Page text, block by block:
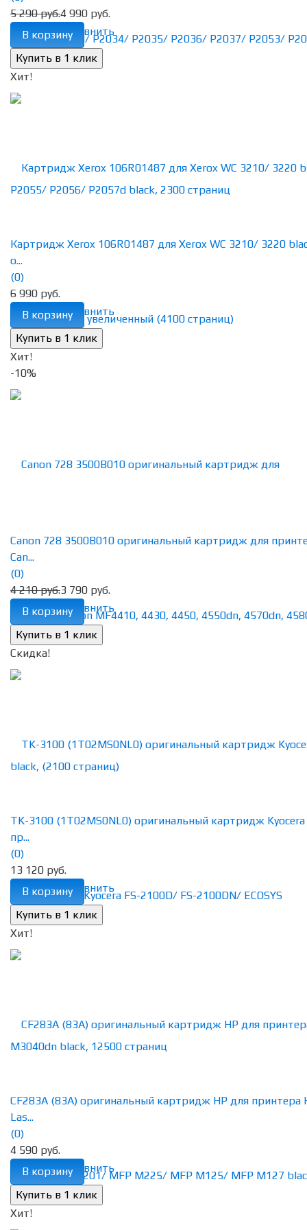
избранное сравнить
5 290 руб.4 990 руб.
В корзину
Хит!
избранное сравнить
Картридж Xerox 106R01487 для Xerox WC 3210/ 3220
о...
(0)
6 990 руб.
В корзину
Хит!
-10%
избранное сравнить
Canon 728 3500B010 оригинальный картридж для
Can...
(0)
4 210 руб.3 790 руб.
В корзину
Скидка!
избранное сравнить
TK-3100 (1T02MS0NL0) оригинальный картридж
пр...
(0)
13 120 руб.
В корзину
Хит!
избранное сравнить
CF283A (83A) оригинальный картридж HP для принтера
Las...
(0)
4 590 руб.
В корзину
Хит!